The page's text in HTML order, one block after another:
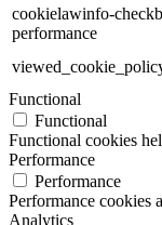
cookielawinfo-
performance
Functional
Functional
Functional cookies
Performance
Performance
Performance cookies
Analytics